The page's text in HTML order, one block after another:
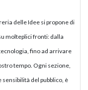
delle Idee si propone di
molteplici fronti: dalla
fino ad arrivare
tempo. Ogni sezione,
del pubblico, è